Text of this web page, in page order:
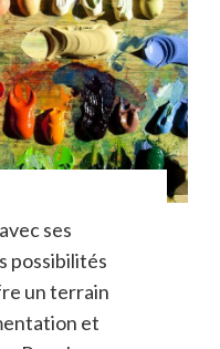
ses
possibilités
un terrain
et